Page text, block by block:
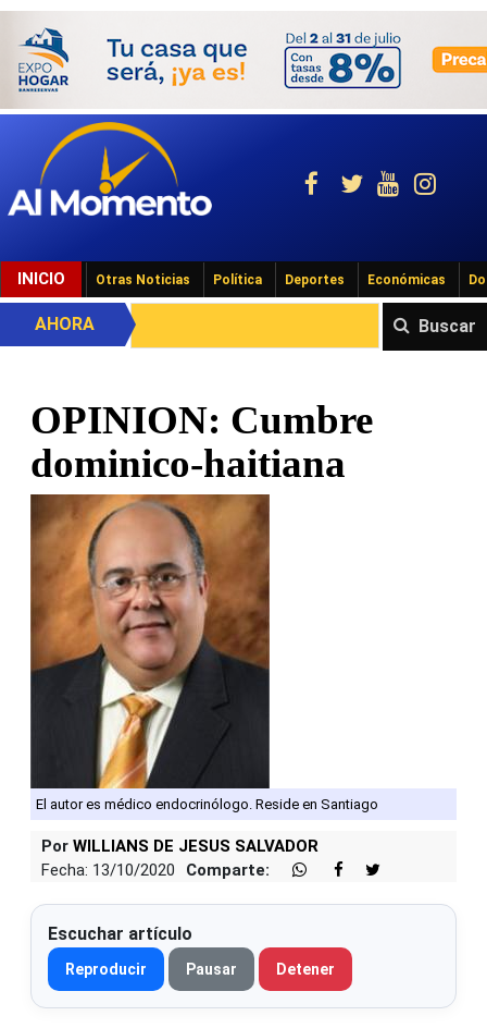
INICIO Otras Noticias Política Deportes Económicas
Buscar
AHORA
OPINION: Cumbre
dominico-haitiana
El autor es médico endocrinólogo. Reside en Santiago
Por WILLIANS DE JESUS SALVADOR
Fecha: 13/10/2020
Comparte:
Escuchar artículo
Reproducir Pausar Detener